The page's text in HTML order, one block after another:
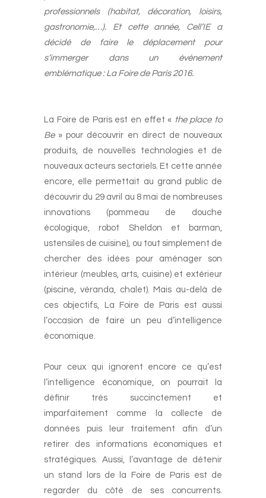
professionnels (habitat, décoration, loisirs,
gastronomie,…). Et cette année, Cell’IE a
décidé de faire le déplacement pour
s’immerger dans un événement
emblématique : La Foire de Paris 2016.
La Foire de Paris est en effet « the place to
Be» pour découvrir en direct de nouveaux
produits, de nouvelles technologies et de
nouveaux acteurs sectoriels. Et cette année
encore, elle permettait au grand public de
découvrir du 29 avril au 8 mai de nombreuses
innovations (pommeau de douche
écologique, robot Sheldon et barman,
ustensiles de cuisine), ou tout simplement de
chercher des idées pour aménager son
intérieur (meubles, arts, cuisine) et extérieur
(piscine, véranda, chalet). Mais au-delà de
ces objectifs, La Foire de Paris est aussi
l’occasion de faire un peu d’intelligence
économique.
Pour ceux qui ignorent encore ce qu’est
l’intelligence économique, on pourrait la
définir très succinctement et
imparfaitement comme la collecte de
données puis leur traitement afin d’un
retirer des informations économiques et
stratégiques. Aussi, l’avantage de détenir
un stand lors de la Foire de Paris est de
regarder du côté de ses concurrents.